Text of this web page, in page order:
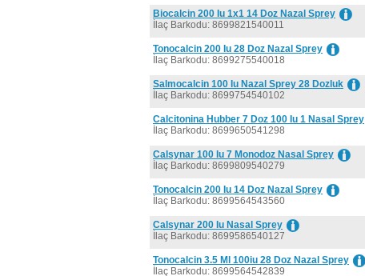
Biocalcin 200 Iu 1x1 14 Doz Nazal Sprey
İlaç Barkodu: 8699821540011
Tonocalcin 200 Iu 28 Doz Nazal Sprey
İlaç Barkodu: 8699275540018
Salmocalcin 100 Iu Nazal Sprey 28 Dozluk
İlaç Barkodu: 8699754540102
Calcitonina Hubber 7 Doz 100 Iu 1 Nasal Sprey
İlaç Barkodu: 8699650541298
Calsynar 100 Iu 7 Monodoz Nasal Sprey
İlaç Barkodu: 8699809540279
Tonocalcin 200 Iu 14 Doz Nazal Sprey
İlaç Barkodu: 8699564543560
Calsynar 200 Iu Nasal Sprey
İlaç Barkodu: 8699586540127
Tonocalcin 3.5 Ml 100iu 28 Doz Nazal Sprey
İlaç Barkodu: 8699564542839